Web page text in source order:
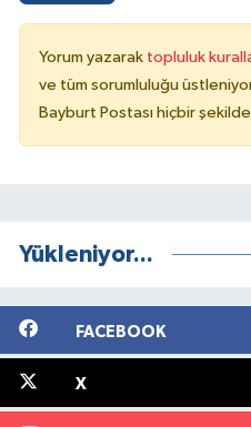
Yorum yazarak topluluk
ve tüm sorumluluğu
Bayburt Postası hiçbir
Yükleniyor...
FACEBOOK
X